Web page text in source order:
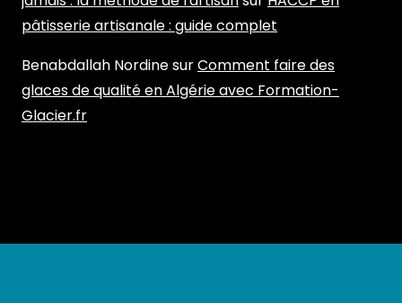
pâtisserie artisanale : guide complet
Benabdallah NordinesurComment faire des
glaces de qualité en Algérie avec Formation-
Glacier.fr